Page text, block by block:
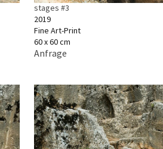
stages #3
2019
Fine Art-Print
60 x 60 cm
Anfrage